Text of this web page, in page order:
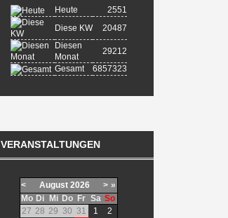
Heute
2551
Diese KW
20487
Diesen
Monat
29212
Gesamt
6857323
VERANSTALTUNGEN
< August 2026 > »
Mo Di Mi Do Fr Sa So
27 28 29 30 31 1
2